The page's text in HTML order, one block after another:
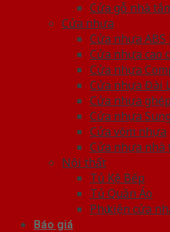
Cửa gỗ nhà
Cửa nhựa
Cửa nhựa ABS
Cửa nhựa cao
Cửa nhựa
Cửa nhựa Đài
Cửa nhựa
Cửa nhựa
Cửa vòm nhựa
Cửa nhựa nhà
Nội thất
Tủ Kệ Bếp
Tủ Quần Áo
Phụ kiện cửa
Báo giá